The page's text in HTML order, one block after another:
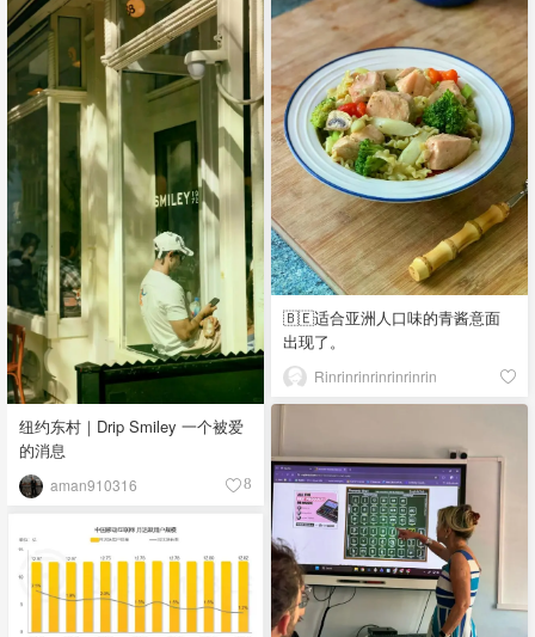
🇧🇪适合亚洲人口味的青酱意面
出现了。
Rinrinrinrinrinrinrin
纽约东村｜Drip Smiley 一个被爱
的消息
aman910316 8